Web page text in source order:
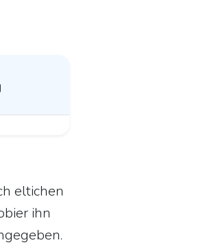
eltichen
ihn